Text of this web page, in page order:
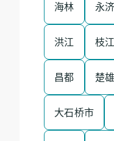
海林 永济
洪江 枝江
昌都 楚雄
大石桥市